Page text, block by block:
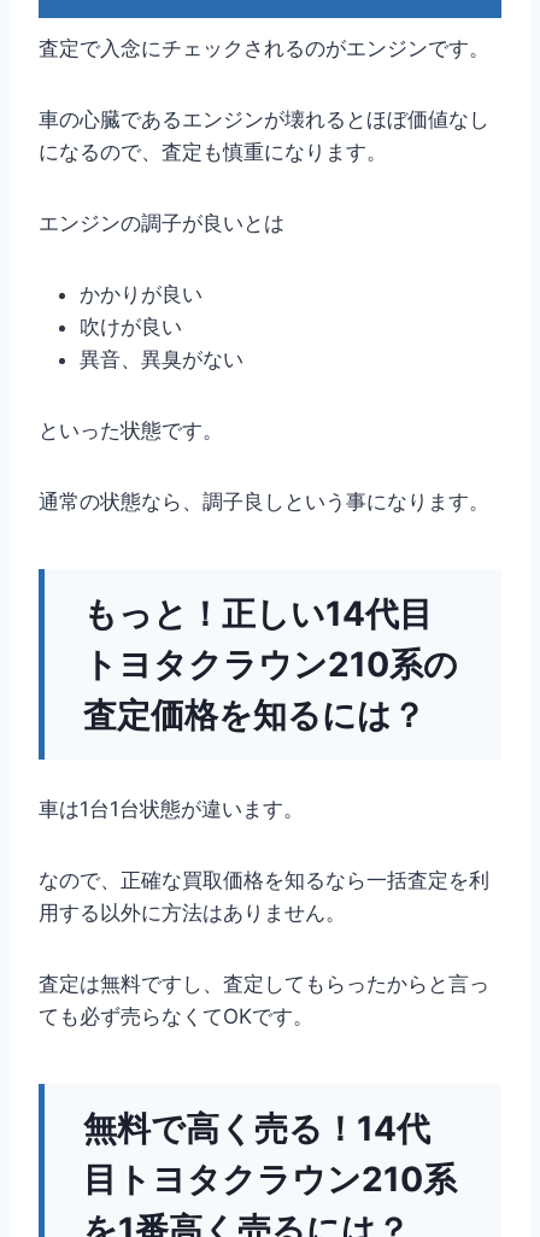
査定で入念にチェックされるのがエンジンです。
車の心臓であるエンジンが壊れるとほぼ価値なし
になるので、査定も慎重になります。
エンジンの調子が良いとは
かかりが良い
吹けが良い
異音、異臭がない
といった状態です。
通常の状態なら、調子良しという事になります。
もっと！正しい14代目
トヨタクラウン210系の
査定価格を知るには？
車は1台1台状態が違います。
なので、正確な買取価格を知るなら一括査定を利
用する以外に方法はありません。
査定は無料ですし、査定してもらったからと言っ
ても必ず売らなくてOKです。
無料で高く売る！14代
目トヨタクラウン210系